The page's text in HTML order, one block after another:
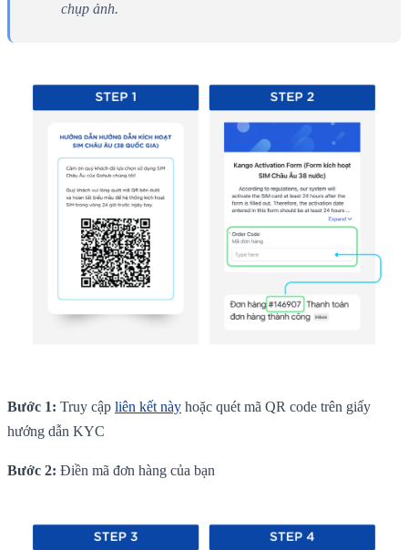
chụp ảnh.
Bước 1: Truy cập liên kết này hoặc quét mã QR code trên giấy
hướng dẫn KYC
Bước 2: Điền mã đơn hàng của bạn